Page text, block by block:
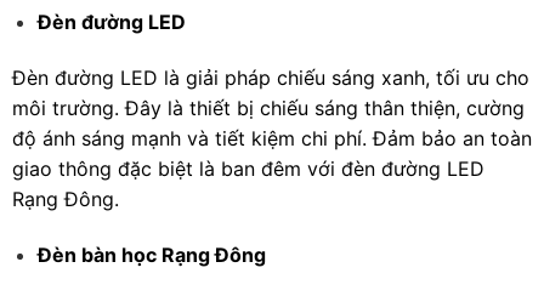
Đèn đường LED
Đèn đường LED là giải pháp chiếu sáng xanh, tối ưu cho
môi trường. Đây là thiết bị chiếu sáng thân thiện, cường
độ ánh sáng mạnh và tiết kiệm chi phí. Đảm bảo an toàn
giao thông đặc biệt là ban đêm với đèn đường LED
Rạng Đông.
Đèn bàn học Rạng Đông